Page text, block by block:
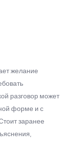
желание
разговор может
форме и с
заранее